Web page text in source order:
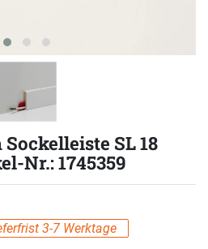
Sockelleiste SL 18
Nr.: 1745359
3-7 Werktage